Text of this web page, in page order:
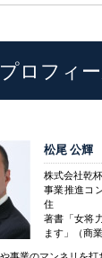
プロフィ
松尾 公輝
株式会社乾
事業推進コ
住
著書「女将
ます」（商業